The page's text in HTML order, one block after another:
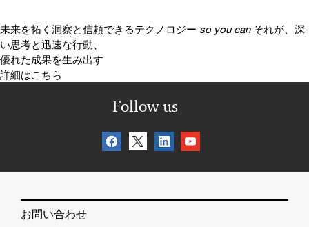
未来を拓く洞察と信頼できるテクノロジー so you can それが、深
い思考と迅速な行動、
優れた成果を生み出す
詳細はこちら
Follow us
お問い合わせ